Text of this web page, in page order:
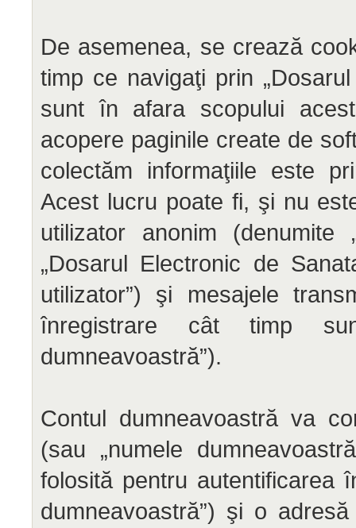
De asemenea, se crează
timp ce navigaţi prin
sunt în afara scopului
acopere paginile create de
colectăm informaţiile este
Acest lucru poate fi, şi nu
utilizator anonim (denumite
„Dosarul Electronic de
utilizator”) şi mesajele
înregistrare cât timp
dumneavoastră”).
Contul dumneavoastră va
(sau „numele
folosită pentru autentificarea
dumneavoastră”) şi o